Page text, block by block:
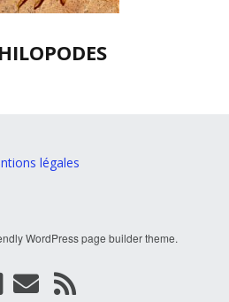
légales
WordPress page builder theme.